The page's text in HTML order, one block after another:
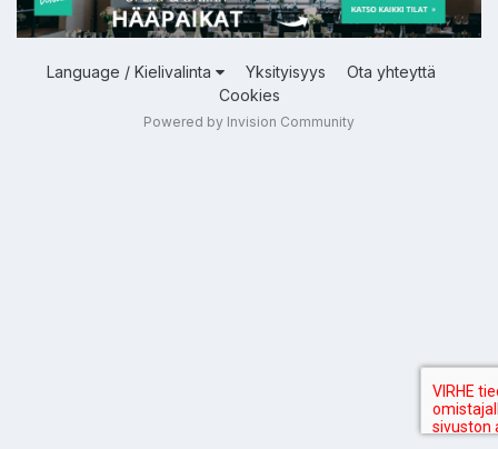
Language / Kielivalinta Yksityisyys
Ota yhteyttä
Cookies
Powered by Invision Community